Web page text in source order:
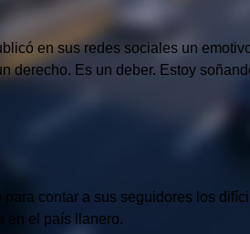
en sus redes sociales un
derecho. Es un deber. Estoy
contar a sus seguidores los
en el país llanero.